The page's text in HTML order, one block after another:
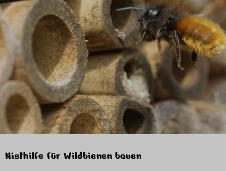
Nisthilfe für Wildbienen bauen